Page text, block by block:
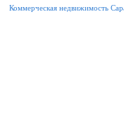
Коммерческая недвижимость